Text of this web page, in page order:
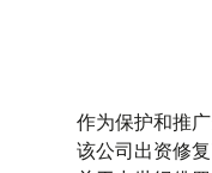
作为保护和推
该公司出资修